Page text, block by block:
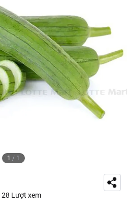
1 / 1
Lượt xem